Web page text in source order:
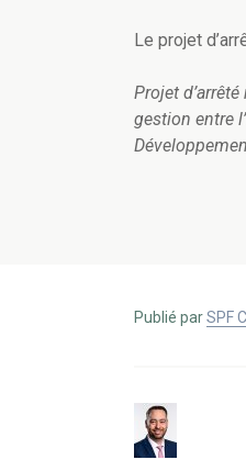
Le projet
Projet
gestion entre
Publié parSPF